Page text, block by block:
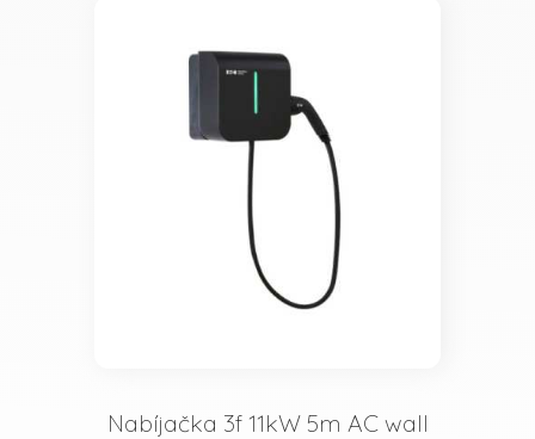
Nabíjačka 3f 11kW 5m AC wall